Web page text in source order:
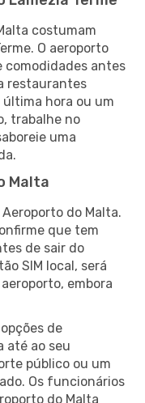
costumam
O aeroporto
comodidades antes
restaurantes
hora ou um
trabalhe no
uma
Malta
do Malta.
que tem
de sair do
SIM local, será
embora
de
até ao seu
público ou um
Os funcionários
do Malta